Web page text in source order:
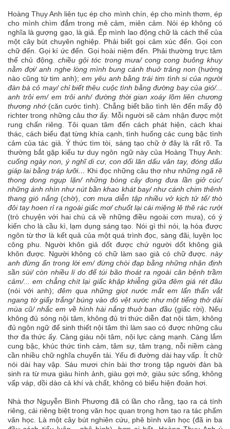
Hoàng Thụy Anh liên tục ép cho mình chín, ép cho mình thơm, ép
cho mình chìm đắm trong mê cảm, miên cảm. Nói ép không có
nghĩa là gượng gạo, là giả. Ép mình lao động chữ là cách thế của
một cây bút chuyên nghiệp. Phải biết gọi cảm xúc đến. Gọi con
chữ đến. Gọi kí ức đến. Gọi hoài niệm đến. Phải thường trực tâm
thế chủ động. chiều gội tóc trong mưa/ cong cong buông khuy
nằm đợi/ anh nghe lòng mình bung cánh thuở trăng non (hướng
nào cũng từ tim anh); em yêu anh bằng trái tim tình si của người
đàn bà cỏ may/ chỉ biết thêu cuộc tình bằng đường bay của gió/...
anh trôi em/ em trôi anh/ đường thời gian xoáy lõm liên chương
thương nhớ(căn cước tình). Chẳng biết bão tình lên đến mấy độ
richter trong những câu thơ ấy. Mỗi người sẽ cảm nhận được một
rung chấn riêng. Tôi quan tâm đến cách phát hiện, cách khai
thác, cách biểu đạt từng khía cạnh, tình huống các cung bậc tình
cảm của tác giả. Ý thức tìm tòi, sáng tạo chữ ở đây là rất rõ. Ta
thường bắt gặp kiểu tư duy ngôn ngữ này của Hoàng Thụy Anh:
cuống ngày non, ý nghĩ di cư, con dối lăn dấu vân tay, đóng dấu
giáp lai bằng tráp lưỡi… Khi đọc những câu thơ như những ngã rẽ
thong dong ngụp lặn/ những bóng cây đong đưa lần giở cúc/
những ánh nhìn như nút bần khao khát bay/ như cánh chim thênh
thang gió nắng(chờ),
cơn mưa diễn tập nhiều vở kịch tử tế/ thò
đôi tay hoen rỉ ra ngoài giấc mơ/ chuốt lại cái miệng lê thê rác rưởi
(trò chuyện với hai chú cá về những điều ngoài cơn mưa), có ý
kiến cho là cầu kì, lạm dụng sáng tạo. Nói gì thì nói, lạ hóa được
ngôn từ thơ là kết quả của một quá trình đọc, sàng đãi, luyện lọc
công phu. Người khôn giả dốt được chứ người dốt không giả
khôn được. Người không có chữ làm sao giả có chữ được. này
anh đừng ẩn trong lời em/ đừng chòi đạp bằng những nhận định
sần sùi/ còn nhiều lí do để túi bão thoát ra ngoài căn bệnh trầm
cảm/... em chẳng chít lại giấc khập khiễng giữa đêm giá rét đâu
(nói với anh); đêm qua những giọt nước mắt em lẩn thẩn vắt
ngang tờ giấy trắng/ búng vào đó vệt xước như một tiếng thở dài
mùa cũ/ nhắc em về hình hài nắng thuở ban đầu(giấc rời). Nếu
không đủ sóng nội tâm, không đủ tri thức diễn đạt nội tâm, không
đủ ngôn ngữ để sinh thiết nội tâm thì làm sao có được những câu
thơ đa thức ấy. Càng giàu nội tâm, nội lực càng mạnh. Càng lắm
cung bậc, khúc thức tình cảm, tâm sự, tâm trạng, nỗi niềm càng
cần nhiều chữ nghĩa chuyển tải. Yếu đi đường dài hay vấp. Ít chữ
nói dài hay vập. Sáu mươi chín bài thơ trong tập người đàn bà
sinh ra từ mưa giàu hình ảnh, giàu gợi mở, giàu sức sống, không
vấp váp, dồi dào cả khí và chất, không có biểu hiện đoản hơi.
Nhà thơ Nguyễn Bình Phương đã có lần cho rằng, tạo ra cá tính
riêng, cái riêng biệt trong văn học quan trọng hơn tạo ra tác phẩm
văn học. Là một cây bút nghiên cứu, phê bình văn học (đã in ba